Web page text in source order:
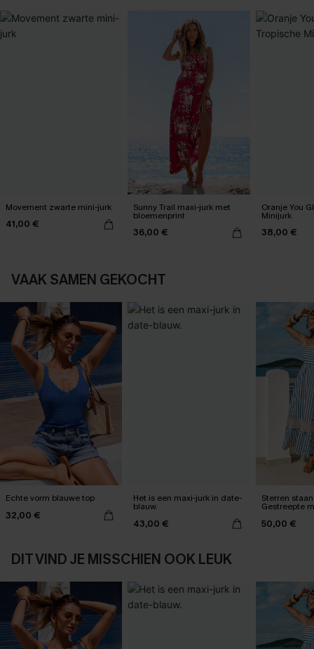
Movement zwarte mini-jurk
41,00 €
Sunny Trail maxi-jurk met
bloemenprint
36,00 €
Oranje You
Minijurk
38,00 €
VAAK SAMEN GEKOCHT
Echte vorm blauwe top
32,00 €
Het is een maxi-jurk in date-
blauw.
43,00 €
Sterren
Gestreepte
50,00 €
DIT VIND JE MISSCHIEN OOK LEUK